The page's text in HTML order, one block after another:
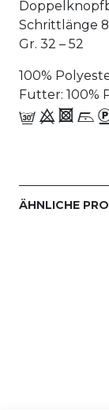
Schrittlänge
Gr. 32 – 52
100%
Futter: 100%
f 9 4
ÄHNLICHE